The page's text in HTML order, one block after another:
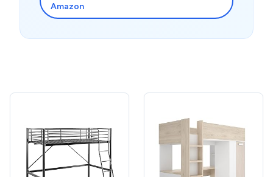
Amazon